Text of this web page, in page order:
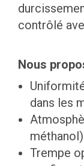
contrôlé
Nous
dans les
méthanol)
Trempe